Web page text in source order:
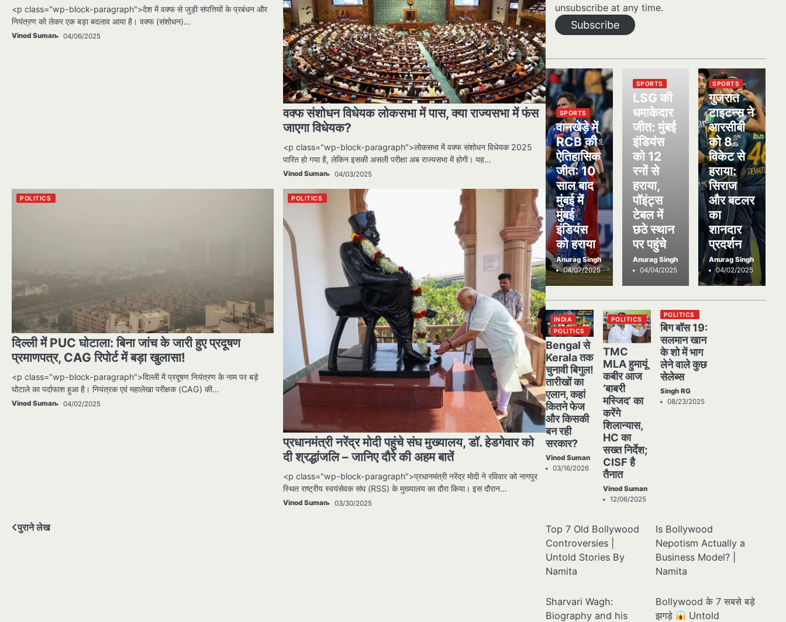
<p class="wp-block-paragraph">देश में वक्फ से जुड़ी संपत्तियों के प्रबंधन और
नियंत्रण को लेकर एक बड़ा बदलाव आया है। वक्फ (संशोधन)…
Vinod Suman 04/06/2025
वक्फ संशोधन विधेयक लोकसभा में पास, क्या राज्यसभा में फंस
जाएगा विधेयक?
<p class="wp-block-paragraph">लोकसभा में वक्फ संशोधन विधेयक 2025
पारित हो गया है, लेकिन इसकी असली परीक्षा अब राज्यसभा में होगी। यह…
Vinod Suman 04/03/2025
POLITICS
दिल्ली में PUC घोटाला: बिना जांच के जारी हुए प्रदूषण
प्रमाणपत्र, CAG रिपोर्ट में बड़ा खुलासा!
<p class="wp-block-paragraph">दिल्ली में प्रदूषण नियंत्रण के नाम पर बड़े
घोटाले का पर्दाफाश हुआ है। नियंत्रक एवं महालेखा परीक्षक (CAG) की…
Vinod Suman 04/02/2025
POLITICS
प्रधानमंत्री नरेंद्र मोदी पहुंचे संघ मुख्यालय, डॉ. हेडगेवार को
दी श्रद्धांजलि – जानिए दौरे की अहम बातें
<p class="wp-block-paragraph">प्रधानमंत्री नरेंद्र मोदी ने रविवार को नागपुर
स्थित राष्ट्रीय स्वयंसेवक संघ (RSS) के मुख्यालय का दौरा किया। इस दौरान…
Vinod Suman 03/30/2025
पोस्ट्स
पुराने लेख
unsubscribe at any time.
Subscribe
SPORTS
वानखेड़े में
RCB की
ऐतिहासिक
जीत: 10
साल बाद
मुंबई में
मुंबई
इंडियंस
को हराया
Anurag Singh
04/07/2025
SPORTS
LSG की
धमाकेदार
जीत: मुंबई
इंडियंस
को 12
रनों से
हराया,
पॉइंट्स
टेबल में
छठे स्थान
पर पहुंचे
Anurag Singh
04/04/2025
SPORTS
गुजरात
टाइटन्स ने
आरसीबी
को 8
विकेट से
हराया:
सिराज
और बटलर
का
शानदार
प्रदर्शन
Anurag Singh
04/02/2025
INDIA
POLITICS
Bengal से
Kerala तक
चुनावी बिगुल!
तारीखों का
एलान, कहां
कितने फेज
और किसकी
बन रही
सरकार?
Vinod Suman
03/16/2026
POLITICS
TMC
MLA हुमायूं
कबीर आज
‘बाबरी
मस्जिद’ का
करेंगे
शिलान्यास,
HC का
सख्त निर्देश;
CISF है
तैनात
Vinod Suman
12/06/2025
POLITICS
बिग बॉस 19:
सलमान खान
के शो में भाग
लेने वाले कुछ
सेलेब्स
Singh RG
08/23/2025
Top 7 Old Bollywood
Controversies |
Untold Stories By
Namita
Is Bollywood
Nepotism Actually a
Business Model? |
Namita
Sharvari Wagh:
Biography and his
Bollywood के 7 सबसे बड़े
झगड़े
Untold